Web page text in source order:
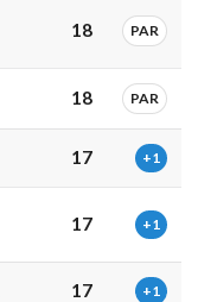
18 PAR
18 PAR
17 +1
17 +1
17 +1